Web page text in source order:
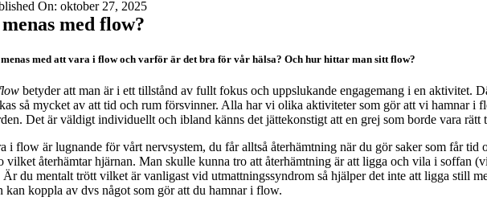
On: oktober 27, 2025
med flow?
med att vara i flow och varför är det bra för vår hälsa? Och hur hittar man sitt flow?
betyder att man är i ett tillstånd av fullt fokus och uppslukande engagemang i en aktivitet.
så mycket av att tid och rum försvinner. Alla har vi olika aktiviteter som gör att vi hamnar
Det är väldigt individuellt och ibland känns det jättekonstigt att en grej som borde vara
i flow är lugnande för vårt nervsystem, du får alltså återhämtning när du gör saker som får
vilket återhämtar hjärnan. Man skulle kunna tro att återhämtning är att ligga och vila i soffan
du mentalt trött vilket är vanligast vid utmattningssyndrom så hjälper det inte att ligga still
kan koppla av dvs något som gör att du hamnar i flow.